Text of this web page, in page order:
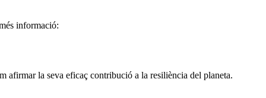
informació:
afirmar la seva eficaç contribució a la resiliència del planeta.